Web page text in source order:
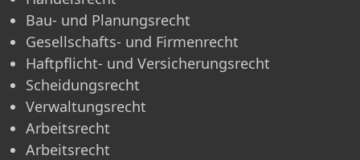
Bau- und Planungsrecht
Gesellschafts- und Firmenrecht
Haftpflicht- und Versicherungsrecht
Scheidungsrecht
Verwaltungsrecht
Arbeitsrecht
Arbeitsrecht